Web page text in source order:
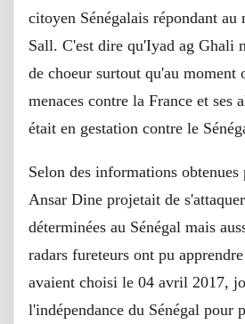
citoyen Sénégalais répondant au
Sall. C'est dire qu'Iyad ag Ghali
de choeur surtout qu'au moment
menaces contre la France et ses
était en gestation contre le
Selon des informations obtenues
Ansar Dine projetait de
déterminées au Sénégal mais
radars fureteurs ont pu
avaient choisi le 04 avril 2017,
l'indépendance du Sénégal pour